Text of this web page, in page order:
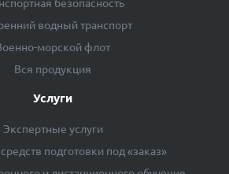
безопасность
водный транспорт
морской флот
Вся продукция
Услуги
Экспертные услуги
подготовки под «заказ»